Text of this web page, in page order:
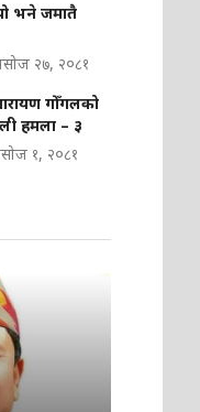
भने जमातै
२७, २०८१
गोँगलको
हमला – ३
१, २०८१